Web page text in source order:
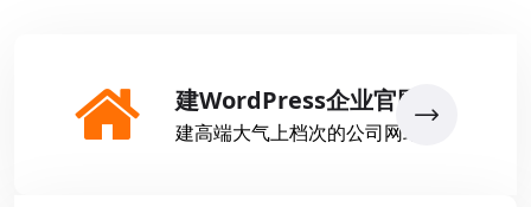
建WordPress企业官网
建高端大气上档次的公司网站